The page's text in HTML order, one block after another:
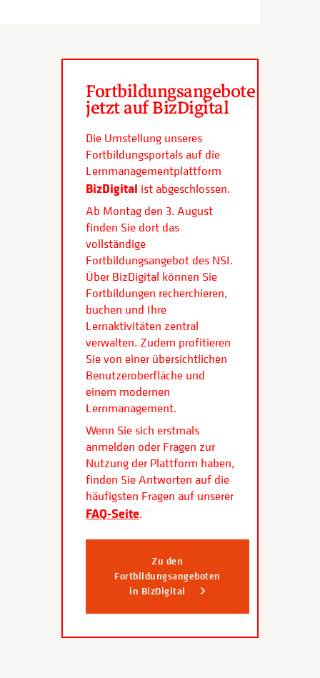
Fortbildungsangebote
jetzt auf BizDigital
Die Umstellung unseres
Fortbildungsportals auf die
Lernmanagementplattform
BizDigital ist abgeschlossen.
Ab Montag den 3. August
finden Sie dort das
vollständige
Fortbildungsangebot des NSI.
Über BizDigital können Sie
Fortbildungen recherchieren,
buchen und Ihre
Lernaktivitäten zentral
verwalten. Zudem profitieren
Sie von einer übersichtlichen
Benutzeroberfläche und
einem modernen
Lernmanagement.
Wenn Sie sich erstmals
anmelden oder Fragen zur
Nutzung der Plattform haben,
finden Sie Antworten auf die
häufigsten Fragen auf unserer
FAQ-Seite.
Zu den
Fortbildungsangeboten
in BizDigital